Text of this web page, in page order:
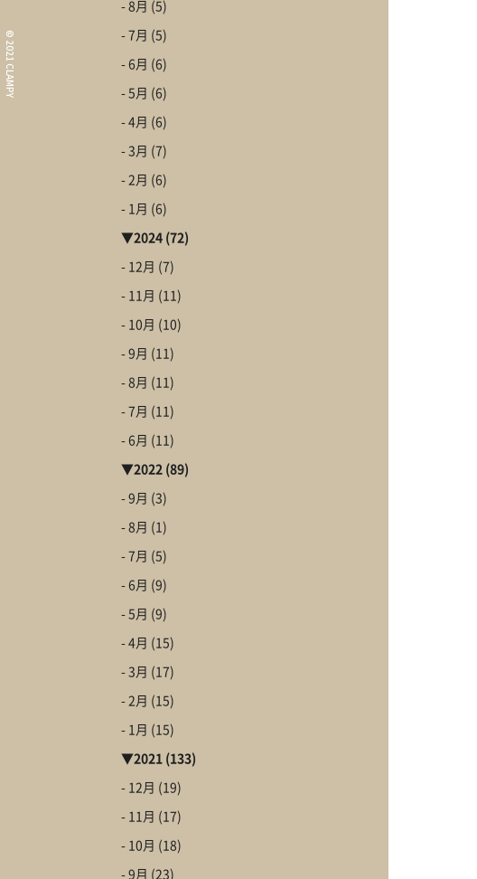
- 8月 (5)
- 7月 (5)
- 6月 (6)
- 5月 (6)
- 4月 (6)
- 3月 (7)
- 2月 (6)
- 1月 (6)
▼2024 (72)
- 12月 (7)
- 11月 (11)
- 10月 (10)
- 9月 (11)
- 8月 (11)
- 7月 (11)
- 6月 (11)
▼2022 (89)
- 9月 (3)
- 8月 (1)
- 7月 (5)
- 6月 (9)
- 5月 (9)
- 4月 (15)
- 3月 (17)
- 2月 (15)
- 1月 (15)
▼2021 (133)
- 12月 (19)
- 11月 (17)
- 10月 (18)
- 9月 (23)
© 2021 CLAMPY